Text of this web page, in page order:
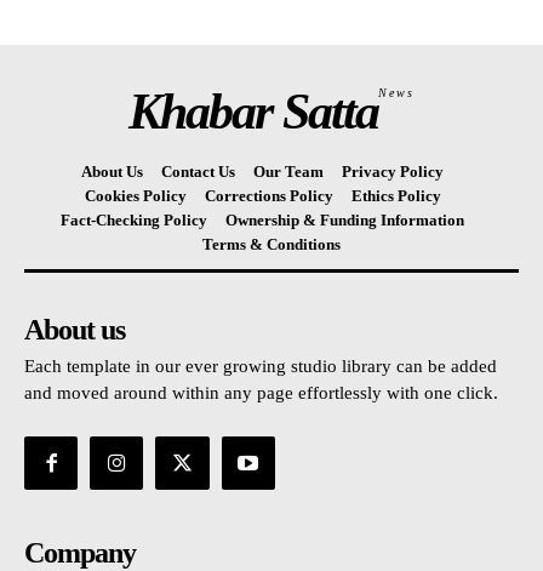
Khabar SattaNews
About Us Contact Us Our Team
Privacy Policy
Cookies Policy
Corrections Policy
Ethics Policy
Fact-Checking Policy
Ownership & Funding Information
Terms & Conditions
About us
Each template in our ever growing studio library can be added
and moved around within any page effortlessly with one click.
Company